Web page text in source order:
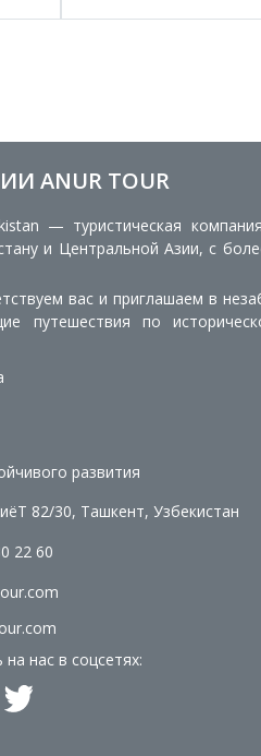
ANUR TOUR
— туристическая
и Центральной Азии, с
вас и приглашаем в
путешествия по
развития
82/30, Ташкент, Узбекистан
22 60
нас в соцсетях: